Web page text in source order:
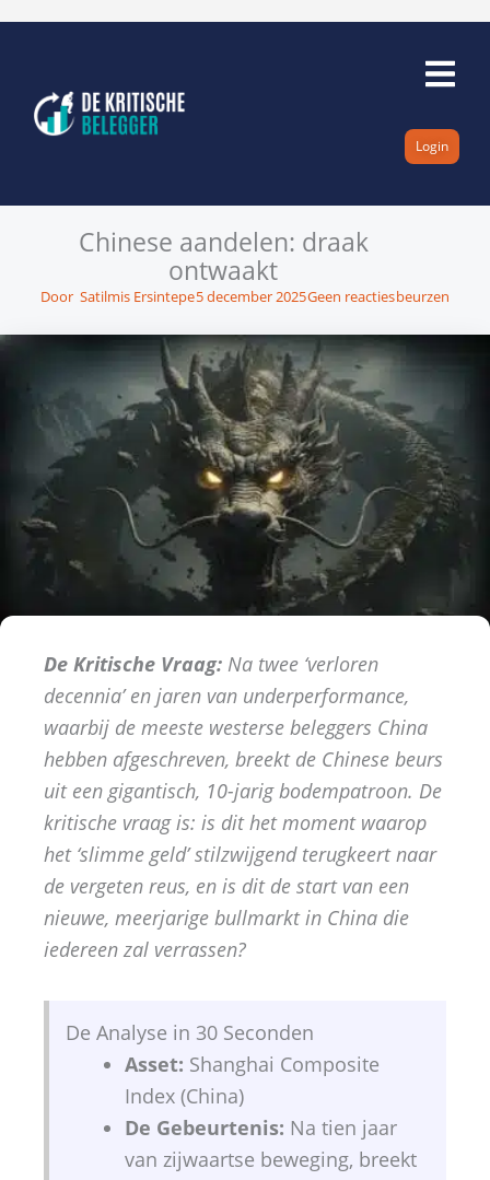
inhoud
Login
Chinese aandelen: draak
ontwaakt
Door Satilmis Ersintepe5 december 2025Geen reactiesbeurzen
De Kritische Vraag: Na twee ‘verloren
decennia’ en jaren van underperformance,
waarbij de meeste westerse beleggers China
hebben afgeschreven, breekt de Chinese beurs
uit een gigantisch, 10-jarig bodempatroon. De
kritische vraag is: is dit het moment waarop
het ‘slimme geld’ stilzwijgend terugkeert naar
de vergeten reus, en is dit de start van een
nieuwe, meerjarige bullmarkt in China die
iedereen zal verrassen?
De Analyse in 30 Seconden
Asset: Shanghai Composite
Index (China)
De Gebeurtenis: Na tien jaar
van zijwaartse beweging, breekt